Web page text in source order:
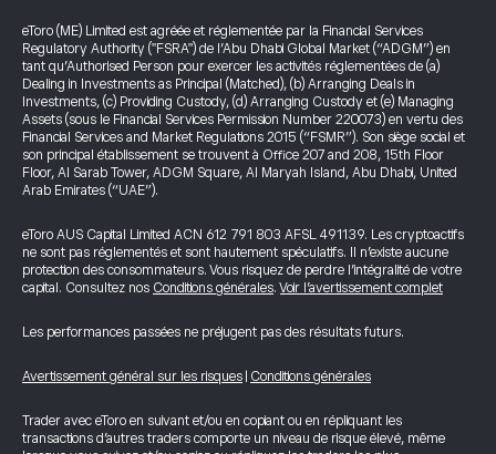
eToro (ME) Limited est agréée et réglementée par la Financial Services
Regulatory Authority ("FSRA") de l’Abu Dhabi Global Market (“ADGM”) en
tant qu’Authorised Person pour exercer les activités réglementées de (a)
Dealing in Investments as Principal (Matched), (b) Arranging Deals in
Investments, (c) Providing Custody, (d) Arranging Custody et (e) Managing
Assets (sous le Financial Services Permission Number 220073) en vertu des
Financial Services and Market Regulations 2015 (“FSMR”). Son siège social et
son principal établissement se trouvent à Office 207 and 208, 15th Floor
Floor, Al Sarab Tower, ADGM Square, Al Maryah Island, Abu Dhabi, United
Arab Emirates (“UAE”).
eToro AUS Capital Limited ACN 612 791 803 AFSL 491139. Les cryptoactifs
ne sont pas réglementés et sont hautement spéculatifs. Il n’existe aucune
protection des consommateurs. Vous risquez de perdre l’intégralité de votre
capital. Consultez nos Conditions générales.Voir l’avertissement complet
Les performances passées ne préjugent pas des résultats futurs.
Avertissement général sur les risques Conditions générales
Trader avec eToro en suivant et/ou en copiant ou en répliquant les
transactions d’autres traders comporte un niveau de risque élevé, même